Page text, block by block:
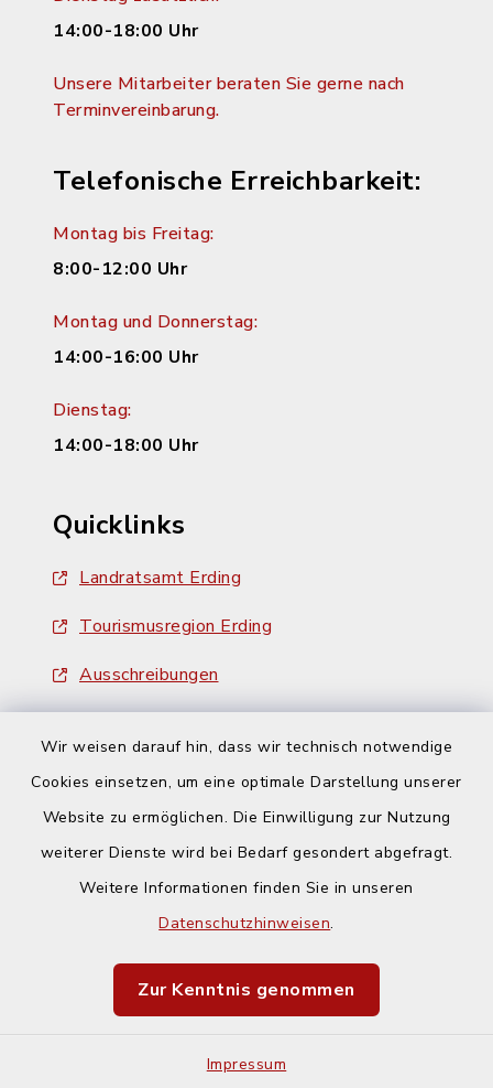
Wir weisen darauf hin, dass wir technisch notwendige
Cookies einsetzen, um eine optimale Darstellung unserer
Website zu ermöglichen. Die Einwilligung zur Nutzung
weiterer Dienste wird bei Bedarf gesondert abgefragt.
Weitere Informationen finden Sie in unseren
Datenschutzhinweisen.
Zur Kenntnis genommen
Impressum
14:00-18:00 Uhr
Unsere Mitarbeiter beraten Sie gerne nach
Terminvereinbarung.
Telefonische Erreichbarkeit:
Montag bis Freitag:
8:00-12:00 Uhr
Montag und Donnerstag:
14:00-16:00 Uhr
Dienstag:
14:00-18:00 Uhr
Quicklinks
Landratsamt Erding
Tourismusregion Erding
Ausschreibungen
Barrierefreiheit
Impressum
Sitemap